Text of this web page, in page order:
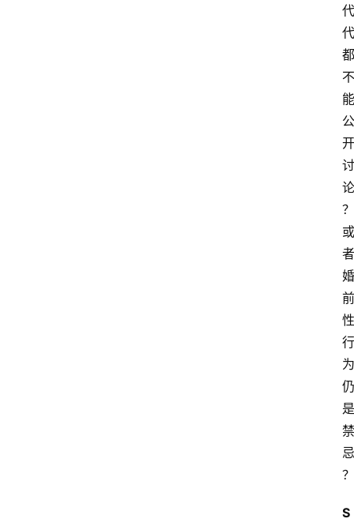
代
代
都
不
能
公
开
讨
论
？
或
者
婚
前
性
行
为
仍
是
禁
忌
？
S